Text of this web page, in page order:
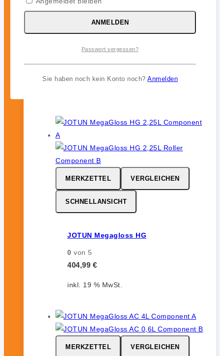
MERKZETTEL VERGLEICHEN
SCHNELLANSICHT
JOTUN Megagloss HG
0 von 5
404,99 €
inkl. 19 % MwSt.
MERKZETTEL VERGLEICHEN
ANMELDEN
Passwort vergessen?
Sie haben noch kein Konto noch? Anmelden